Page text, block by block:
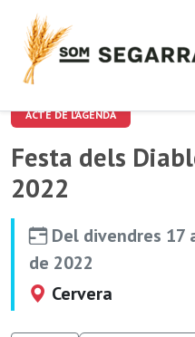
ACTE DE L'AGENDA
Festa dels
2022
Del divendres 17
de 2022
Cervera